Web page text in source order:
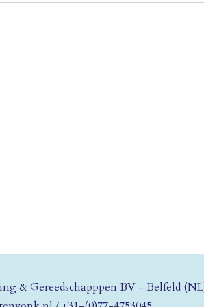
& Gereedschapppen BV - Belfeld